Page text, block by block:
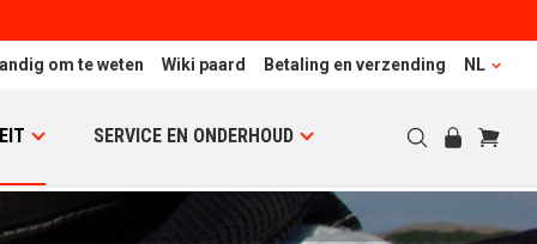
om te weten Wiki paard Betaling en verzending NL
SERVICE EN ONDERHOUD